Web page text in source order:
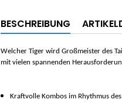
BESCHREIBUNG
Welcher Tiger wird Großmeister des
mit vielen spannenden
Kraftvolle Kombos im Rhythmus